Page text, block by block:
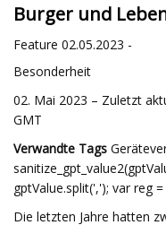
Burger und
Feature 02.05.2023 -
Besonderheit
02. Mai 2023 – Zuletzt
GMT
Verwandte Tags
gptValue.split(','); var reg
Die letzten Jahre hatten